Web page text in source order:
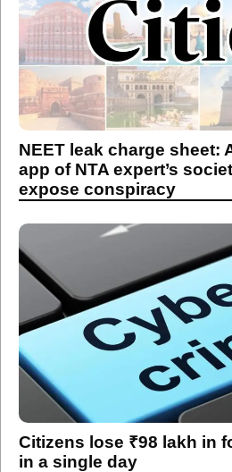
NEET leak charge sheet:
app of NTA expert’s
expose conspiracy
Citizens lose ₹98 lakh in
in a single day